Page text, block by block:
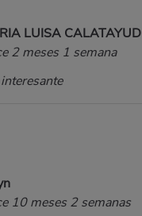
LUISA CALATAYUD
2 meses 1 semana
10 meses 2 semanas